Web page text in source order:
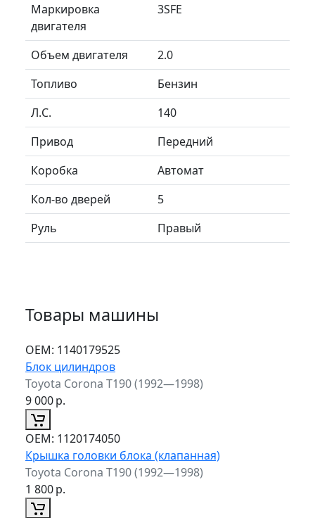
Маркировка
двигателя
3SFE
Объем двигателя
2.0
Топливо
Бензин
Л.C.
140
Привод
Передний
Коробка
Автомат
Кол-во дверей
5
Руль
Правый
Товары машины
ОЕМ: 1140179525
Блок цилиндров
Toyota Corona T190 (1992—1998)
9 000р.
ОЕМ: 1120174050
Крышка головки блока (клапанная)
Toyota Corona T190 (1992—1998)
1 800р.